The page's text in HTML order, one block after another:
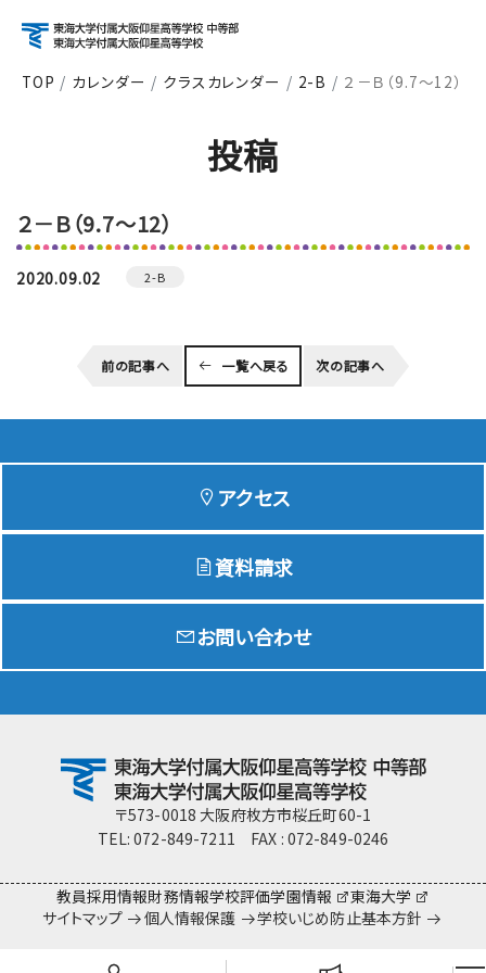
About
Course コース紹介
School Life 学校生活
Exam 入試情報サイト
team Gyosei team Gyosei
TOP カレンダー クラスカレンダー 2-B ２－Ｂ（9.7～12）
投稿
２－Ｂ（9.7～12）
2020.09.02 2-B
前の記事へ 一覧へ戻る 次の記事へ
アクセス
資料請求
お問い合わせ
〒573-0018 大阪府枚方市桜丘町60-1
TEL: 072-849-7211 FAX : 072-849-0246
教員採用情報財務情報学校評価学園情報
東海大学
サイトマップ
個人情報保護 学校いじめ防止基本方針